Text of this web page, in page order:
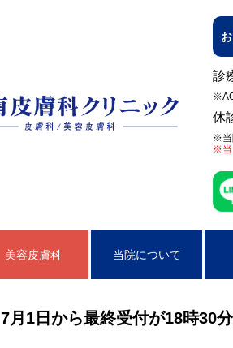
診
休
※当
※当
湿疹
男性のクラミジア性尿道炎
美容皮膚科 当院について
7月1日から最終受付が18時30